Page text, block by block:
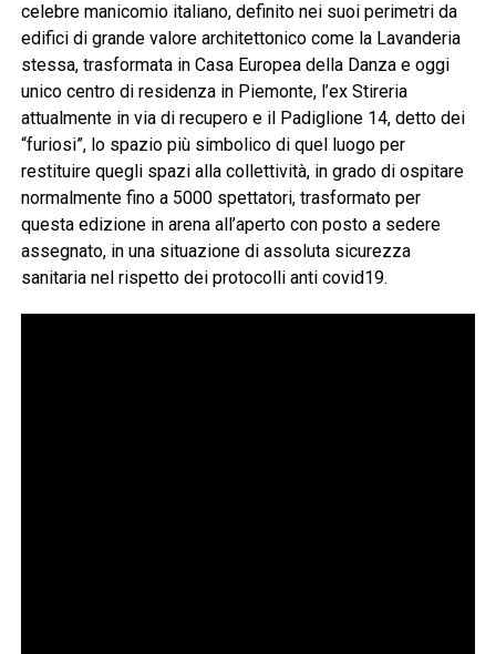
celebre manicomio italiano, definito nei suoi perimetri da
edifici di grande valore architettonico come la Lavanderia
stessa, trasformata in Casa Europea della Danza e oggi
unico centro di residenza in Piemonte, l’ex Stireria
attualmente in via di recupero e il Padiglione 14, detto dei
“furiosi”, lo spazio più simbolico di quel luogo per
restituire quegli spazi alla collettività, in grado di ospitare
normalmente fino a 5000 spettatori, trasformato per
questa edizione in arena all’aperto con posto a sedere
assegnato, in una situazione di assoluta sicurezza
sanitaria nel rispetto dei protocolli anti covid19.